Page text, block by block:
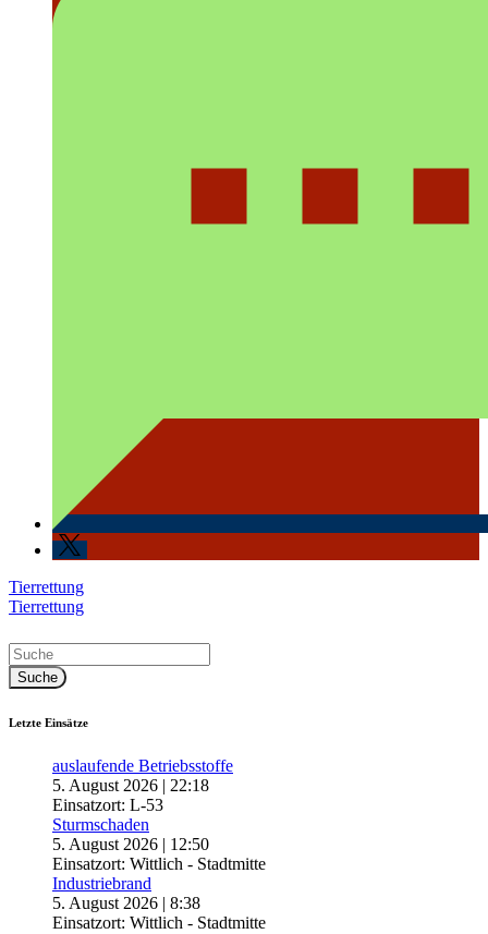
Beitragsnavigation
Tierrettung
Tierrettung
Letzte Einsätze
auslaufende Betriebsstoffe
5. August 2026 | 22:18
Einsatzort: L-53
Sturmschaden
5. August 2026 | 12:50
Einsatzort: Wittlich - Stadtmitte
Industriebrand
5. August 2026 | 8:38
Einsatzort: Wittlich - Stadtmitte